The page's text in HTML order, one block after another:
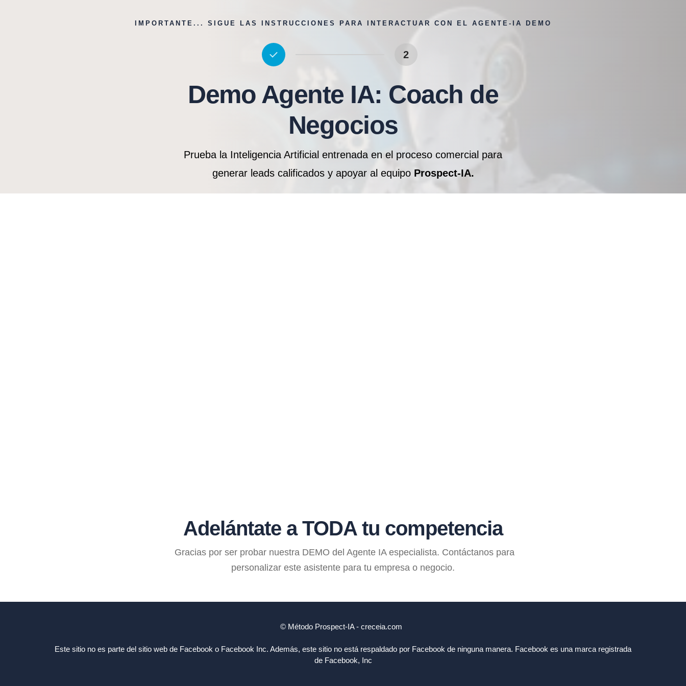
IMPORTANTE... SIGUE LAS INSTRUCCIONES PARA INTERACTUAR CON EL AGENTE-IA DEMO
2
Demo Agente IA: Coach de
Negocios
Prueba la Inteligencia Artificial entrenada en el proceso comercial para
generar leads calificados y apoyar al equipo Prospect-IA.
Adelántate a TODA tu competencia
Gracias por ser probar nuestra DEMO del Agente IA especialista. Contáctanos para
personalizar este asistente para tu empresa o negocio.
© Método Prospect-IA - creceia.com
Este sitio no es parte del sitio web de Facebook o Facebook Inc. Además, este sitio no está respaldado por Facebook de ninguna manera. Facebook es una marca registrada
de Facebook, Inc